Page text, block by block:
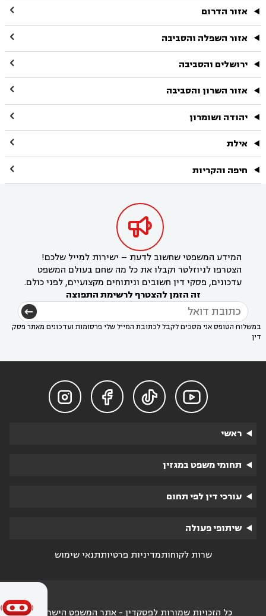
אזור הדרום 
אזור השפלה והסביבה 
ירושלים והסביבה 
אזור השרון והסביבה 
יהודה ושומרון 
אילת 
חיפה והקריות 

המידע המשפטי שחשוב לדעת – ישירות למייל שלכם!
הצטרפו לניוזלטר וקבלו את כל מה שחם בעולם המשפט
עדכונים, פסקי דין חשובים וניתוחים מקצועיים, לפני כולם.
זה הזמן להצטרף לרשימת התפוצה
במשלוח הטופס אני מסכים לקבל לכתובת המייל שלי פרסומות ועדכונים מאתר פסק
דין




ראשי
תחומי משפט במגזין
עורכי דין לפי תחום
שיתופי פעולה
שרות לקוחותמדיניות פרטיותתנאי שימוש
כל הזכויות שמורות לפסקדין - אתר המשפט הישראלי